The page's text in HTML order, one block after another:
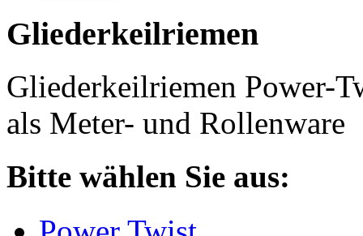
Gliederkeilriemen
Gliederkeilriemen Power-
als Meter- und Rollenware
Bitte wählen Sie aus: